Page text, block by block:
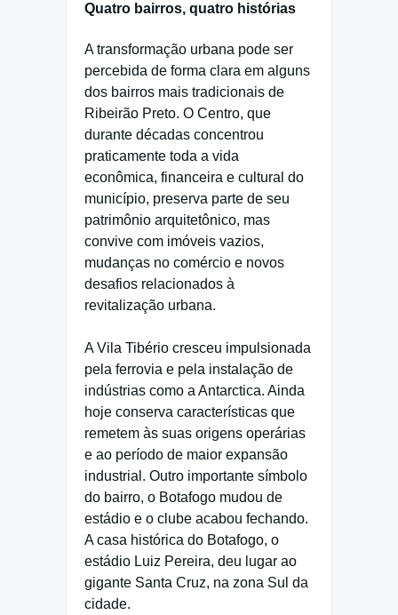
Quatro bairros, quatro histórias
A transformação urbana pode ser
percebida de forma clara em alguns
dos bairros mais tradicionais de
Ribeirão Preto. O Centro, que
durante décadas concentrou
praticamente toda a vida
econômica, financeira e cultural do
município, preserva parte de seu
patrimônio arquitetônico, mas
convive com imóveis vazios,
mudanças no comércio e novos
desafios relacionados à
revitalização urbana.
A Vila Tibério cresceu impulsionada
pela ferrovia e pela instalação de
indústrias como a Antarctica. Ainda
hoje conserva características que
remetem às suas origens operárias
e ao período de maior expansão
industrial. Outro importante símbolo
do bairro, o Botafogo mudou de
estádio e o clube acabou fechando.
A casa histórica do Botafogo, o
estádio Luiz Pereira, deu lugar ao
gigante Santa Cruz, na zona Sul da
cidade.